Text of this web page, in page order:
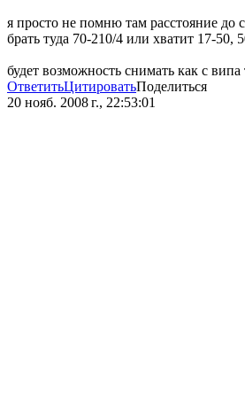
я просто не помню там расстояние до
брать туда 70-210/4 или хватит 17-50,
будет возможность снимать как с випа
ОтветитьЦитироватьПоделиться
20 нояб. 2008 г., 22:53:01